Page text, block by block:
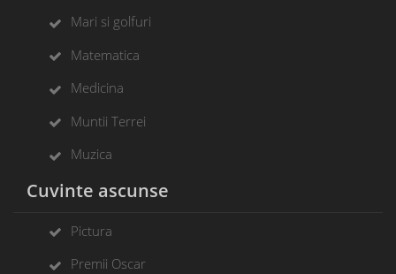
Mari si golfuri
Matematica
Medicina
Muntii Terrei
Muzica
Cuvinte ascunse
Pictura
Premii Oscar